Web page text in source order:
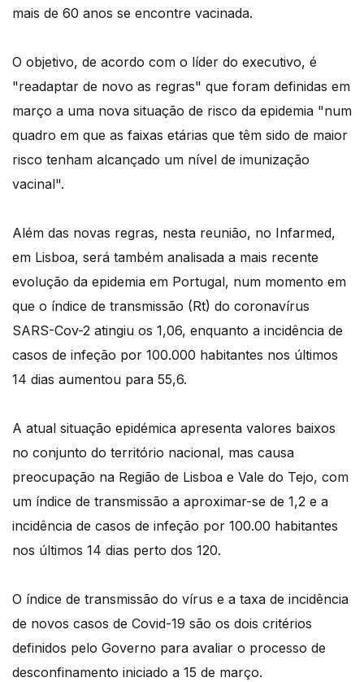
mais de 60 anos se encontre vacinada.
O objetivo, de acordo com o líder do executivo, é
"readaptar de novo as regras" que foram definidas em
março a uma nova situação de risco da epidemia "num
quadro em que as faixas etárias que têm sido de maior
risco tenham alcançado um nível de imunização
vacinal".
Além das novas regras, nesta reunião, no Infarmed,
em Lisboa, será também analisada a mais recente
evolução da epidemia em Portugal, num momento em
que o índice de transmissão (Rt) do coronavírus
SARS-Cov-2 atingiu os 1,06, enquanto a incidência de
casos de infeção por 100.000 habitantes nos últimos
14 dias aumentou para 55,6.
A atual situação epidémica apresenta valores baixos
no conjunto do território nacional, mas causa
preocupação na Região de Lisboa e Vale do Tejo, com
um índice de transmissão a aproximar-se de 1,2 e a
incidência de casos de infeção por 100.00 habitantes
nos últimos 14 dias perto dos 120.
O índice de transmissão do vírus e a taxa de incidência
de novos casos de Covid-19 são os dois critérios
definidos pelo Governo para avaliar o processo de
desconfinamento iniciado a 15 de março.